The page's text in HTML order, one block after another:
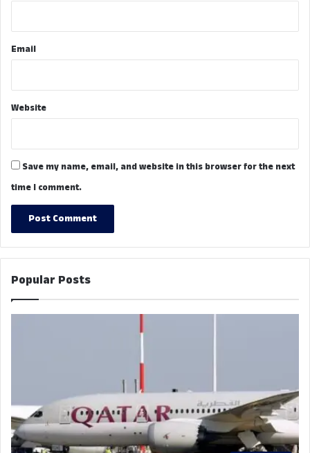
Email
Website
Save my name, email, and website in this browser for the next
time I comment.
Popular Posts